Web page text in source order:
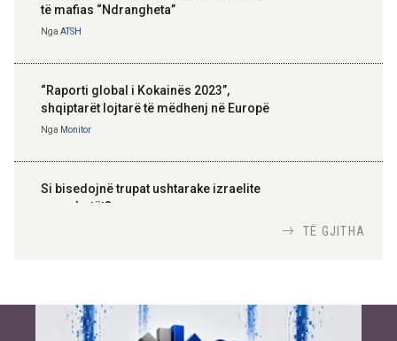
të mafias “Ndrangheta”
Nga ATSH
“Raporti global i Kokainës 2023”,
shqiptarët lojtarë të mëdhenj në Europë
Nga Monitor
Si bisedojnë trupat ushtarake izraelite
me robotët?
inteligjente izraelite
Or Shalom
TË GJITHA